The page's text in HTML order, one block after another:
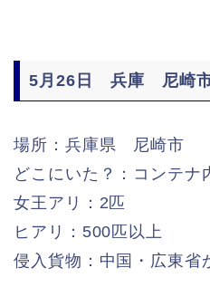
5月26日 兵庫 尼崎
場所：兵庫県 尼崎市
どこにいた？：コンテナ
女王アリ：2匹
ヒアリ：500匹以上
侵入貨物：中国・広東省